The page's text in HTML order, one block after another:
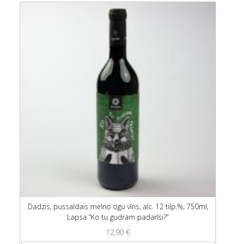
Dadzis, pussaldais melno ogu vīns, alc. 12 tilp.%, 750ml,
Lapsa “Ko tu gudram padarīsi?”
12,90 €